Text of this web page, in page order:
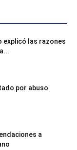
explicó las razones
por abuso
a